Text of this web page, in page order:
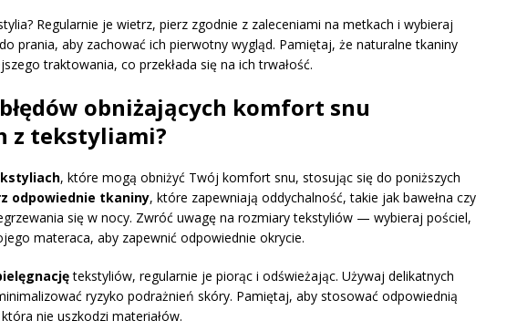
Regularnie je wietrz, pierz zgodnie z zaleceniami na metkach i wybieraj
prania, aby zachować ich pierwotny wygląd. Pamiętaj, że naturalne tkaniny
traktowania, co przekłada się na ich trwałość.
obniżających komfort snu
z tekstyliami?
, które mogą obniżyć Twój komfort snu, stosując się do poniższych
odpowiednie tkaniny, które zapewniają oddychalność, takie jak bawełna czy
się w nocy. Zwróć uwagę na rozmiary tekstyliów — wybieraj pościel,
materaca, aby zapewnić odpowiednie okrycie.
tekstyliów, regularnie je piorąc i odświeżając. Używaj delikatnych
ryzyko podrażnień skóry. Pamiętaj, aby stosować odpowiednią
nie uszkodzi materiałów.